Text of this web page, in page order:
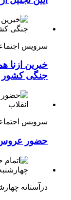
سرویس
خیرین ازنا
جنگی کشور
سرویس
حضور عروس و
درآستانه